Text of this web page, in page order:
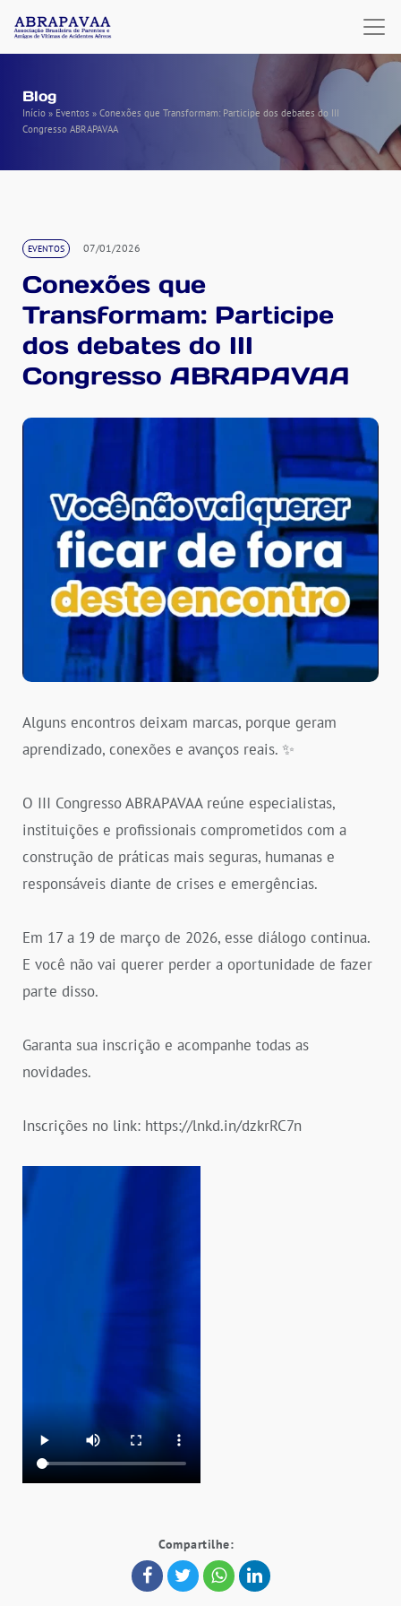
Blog
Início » Eventos » Conexões que Transformam: Participe dos debates do III
Congresso ABRAPAVAA
EVENTOS 07/01/2026
Conexões que
Transformam: Participe
dos debates do III
Congresso ABRAPAVAA
Alguns encontros deixam marcas, porque geram
aprendizado, conexões e avanços reais. ✨
O III Congresso ABRAPAVAA reúne especialistas,
instituições e profissionais comprometidos com a
construção de práticas mais seguras, humanas e
responsáveis diante de crises e emergências.
Em 17 a 19 de março de 2026, esse diálogo continua.
E você não vai querer perder a oportunidade de fazer
parte disso.
Garanta sua inscrição e acompanhe todas as
novidades.
Inscrições no link: https://lnkd.in/dzkrRC7n
Compartilhe: